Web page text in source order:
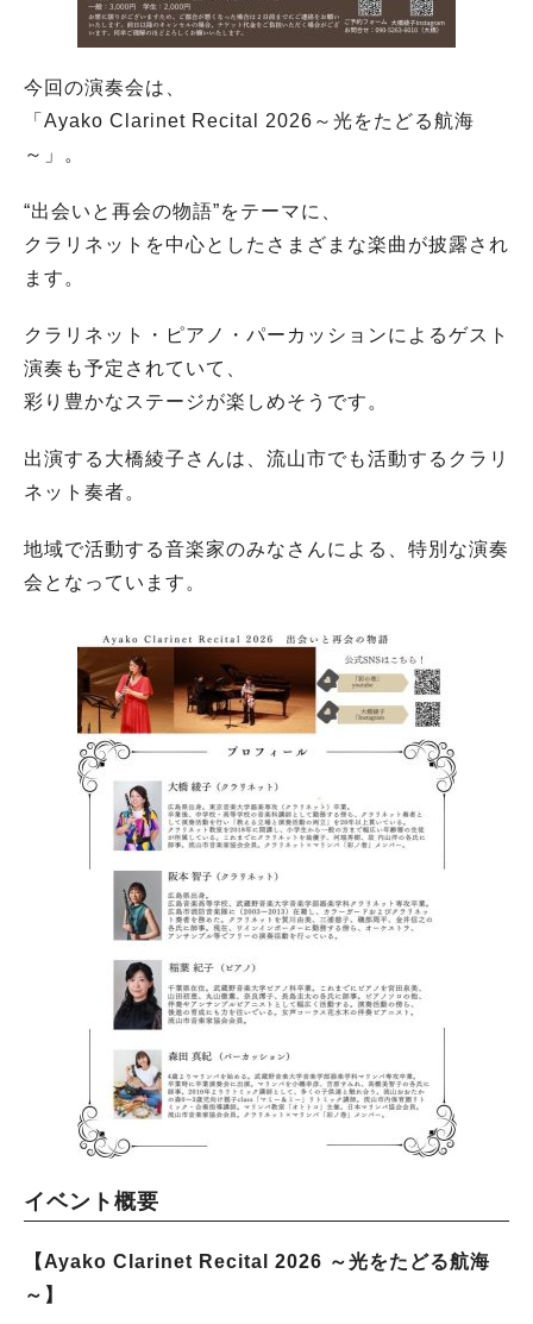
今回の演奏会は、
「Ayako Clarinet Recital 2026～光をたどる航海
～」。
“出会いと再会の物語”をテーマに、
クラリネットを中心としたさまざまな楽曲が披露され
ます。
クラリネット・ピアノ・パーカッションによるゲスト
演奏も予定されていて、
彩り豊かなステージが楽しめそうです。
出演する大橋綾子さんは、流山市でも活動するクラリ
ネット奏者。
地域で活動する音楽家のみなさんによる、特別な演奏
会となっています。
イベント概要
【Ayako Clarinet Recital 2026 ～光をたどる航海
～】